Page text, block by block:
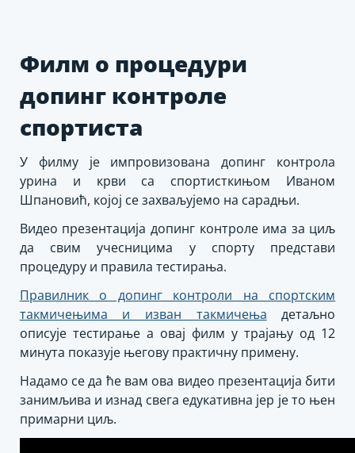
цонтент
Филм о процедури
допинг контроле
спортиста
У филму је импровизована допинг контрола
урина и крви са спортисткињом Иваном
Шпановић, којој се захваљујемо на сарадњи.
Видео презентација допинг контроле има за циљ
да свим учесницима у спорту представи
процедуру и правила тестирања.
Правилник о допинг контроли на спортским
такмичењима и изван такмичења детаљно
описује тестирање а овај филм у трајању од 12
минута показује његову практичну примену.
Надамо се да ће вам ова видео презентација бити
занимљива и изнад свега едукативна јер је то њен
примарни циљ.